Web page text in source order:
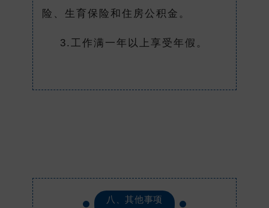
险、生育保险和住房公积金。
3.工作满一年以上享受年假。
八、其他事项